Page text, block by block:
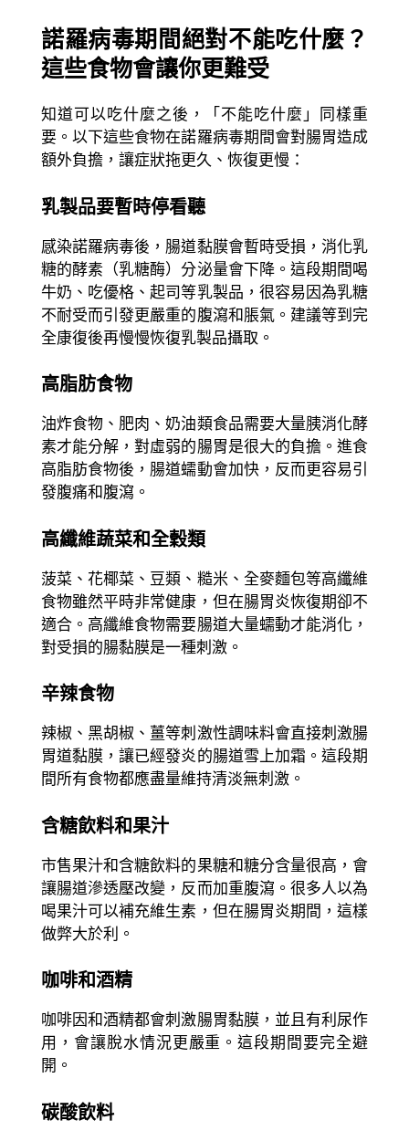
諾羅病毒期間絕對不能吃什麼？
這些食物會讓你更難受
知道可以吃什麼之後，「不能吃什麼」同樣重
要。以下這些食物在諾羅病毒期間會對腸胃造成
額外負擔，讓症狀拖更久、恢復更慢：
乳製品要暫時停看聽
感染諾羅病毒後，腸道黏膜會暫時受損，消化乳
糖的酵素（乳糖酶）分泌量會下降。這段期間喝
牛奶、吃優格、起司等乳製品，很容易因為乳糖
不耐受而引發更嚴重的腹瀉和脹氣。建議等到完
全康復後再慢慢恢復乳製品攝取。
高脂肪食物
油炸食物、肥肉、奶油類食品需要大量胰消化酵
素才能分解，對虛弱的腸胃是很大的負擔。進食
高脂肪食物後，腸道蠕動會加快，反而更容易引
發腹痛和腹瀉。
高纖維蔬菜和全穀類
菠菜、花椰菜、豆類、糙米、全麥麵包等高纖維
食物雖然平時非常健康，但在腸胃炎恢復期卻不
適合。高纖維食物需要腸道大量蠕動才能消化，
對受損的腸黏膜是一種刺激。
辛辣食物
辣椒、黑胡椒、薑等刺激性調味料會直接刺激腸
胃道黏膜，讓已經發炎的腸道雪上加霜。這段期
間所有食物都應盡量維持清淡無刺激。
含糖飲料和果汁
市售果汁和含糖飲料的果糖和糖分含量很高，會
讓腸道滲透壓改變，反而加重腹瀉。很多人以為
喝果汁可以補充維生素，但在腸胃炎期間，這樣
做弊大於利。
咖啡和酒精
咖啡因和酒精都會刺激腸胃黏膜，並且有利尿作
用，會讓脫水情況更嚴重。這段期間要完全避
開。
碳酸飲料